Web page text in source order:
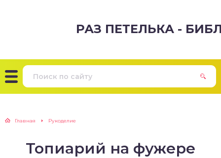
РАЗ ПЕТЕЛЬКА -
Главная Рукоделие
Топиарий на фужере